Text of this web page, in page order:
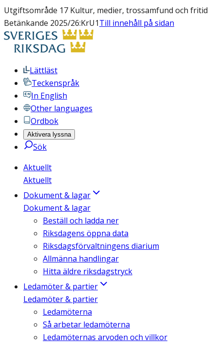
Utgiftsområde 17 Kultur, medier, trossamfund och fritid
Betänkande 2025/26:KrU1Till innehåll på sidan
Lättläst
Teckenspråk
In English
Other languages
Ordbok
Aktivera lyssna
Sök
Aktuellt
Aktuellt
Dokument & lagar
Dokument & lagar
Beställ och ladda ner
Riksdagens öppna data
Riksdagsförvaltningens diarium
Allmänna handlingar
Hitta äldre riksdagstryck
Ledamöter & partier
Ledamöter & partier
Ledamöterna
Så arbetar ledamöterna
Ledamöternas arvoden och villkor